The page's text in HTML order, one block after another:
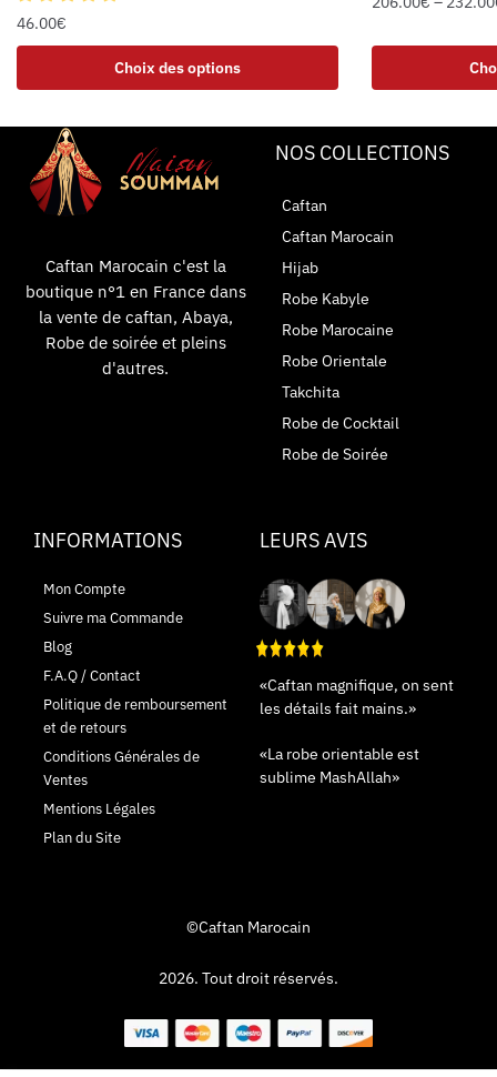
46.00€
Choix des options
Caftan Marocain c'est la
boutique n°1 en France dans
la vente de caftan, Abaya,
Robe de soirée et pleins
d'autres.
NOS COLLECTIONS
Caftan
Caftan Marocain
Hijab
Robe Kabyle
Robe Marocaine
Robe Orientale
Takchita
Robe de Cocktail
Robe de Soirée
INFORMATIONS
Mon Compte
Suivre ma Commande
Blog
F.A.Q / Contact
Politique de remboursement
et de retours
Conditions Générales de
Ventes
Mentions Légales
Plan du Site
LEURS AVIS
«Caftan magnifique, on sent
les détails fait mains.»
«La robe orientable est
sublime MashAllah»
©Caftan Marocain
2026. Tout droit réservés.